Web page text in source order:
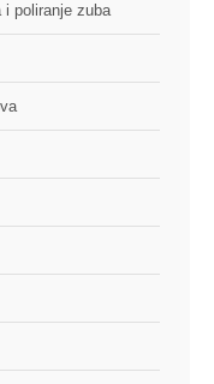
i poliranje zuba